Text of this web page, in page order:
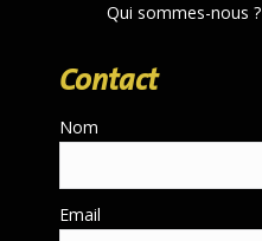
Qui sommes-nous ?
Contact
Nom
Email